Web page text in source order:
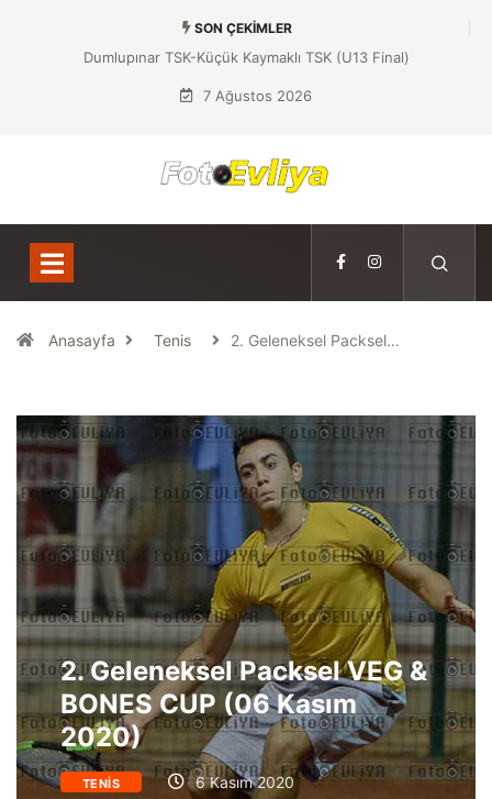
SON ÇEKIMLER
Dumlupınar TSK-Yeniboğaziçi DSK (U13 Yarı Final)
7 Ağustos 2026
Anasayfa Tenis 2. Geleneksel Packsel…
2. Geleneksel Packsel VEG &
BONES CUP (06 Kasım
2020)
TENIS 6 Kasım 2020